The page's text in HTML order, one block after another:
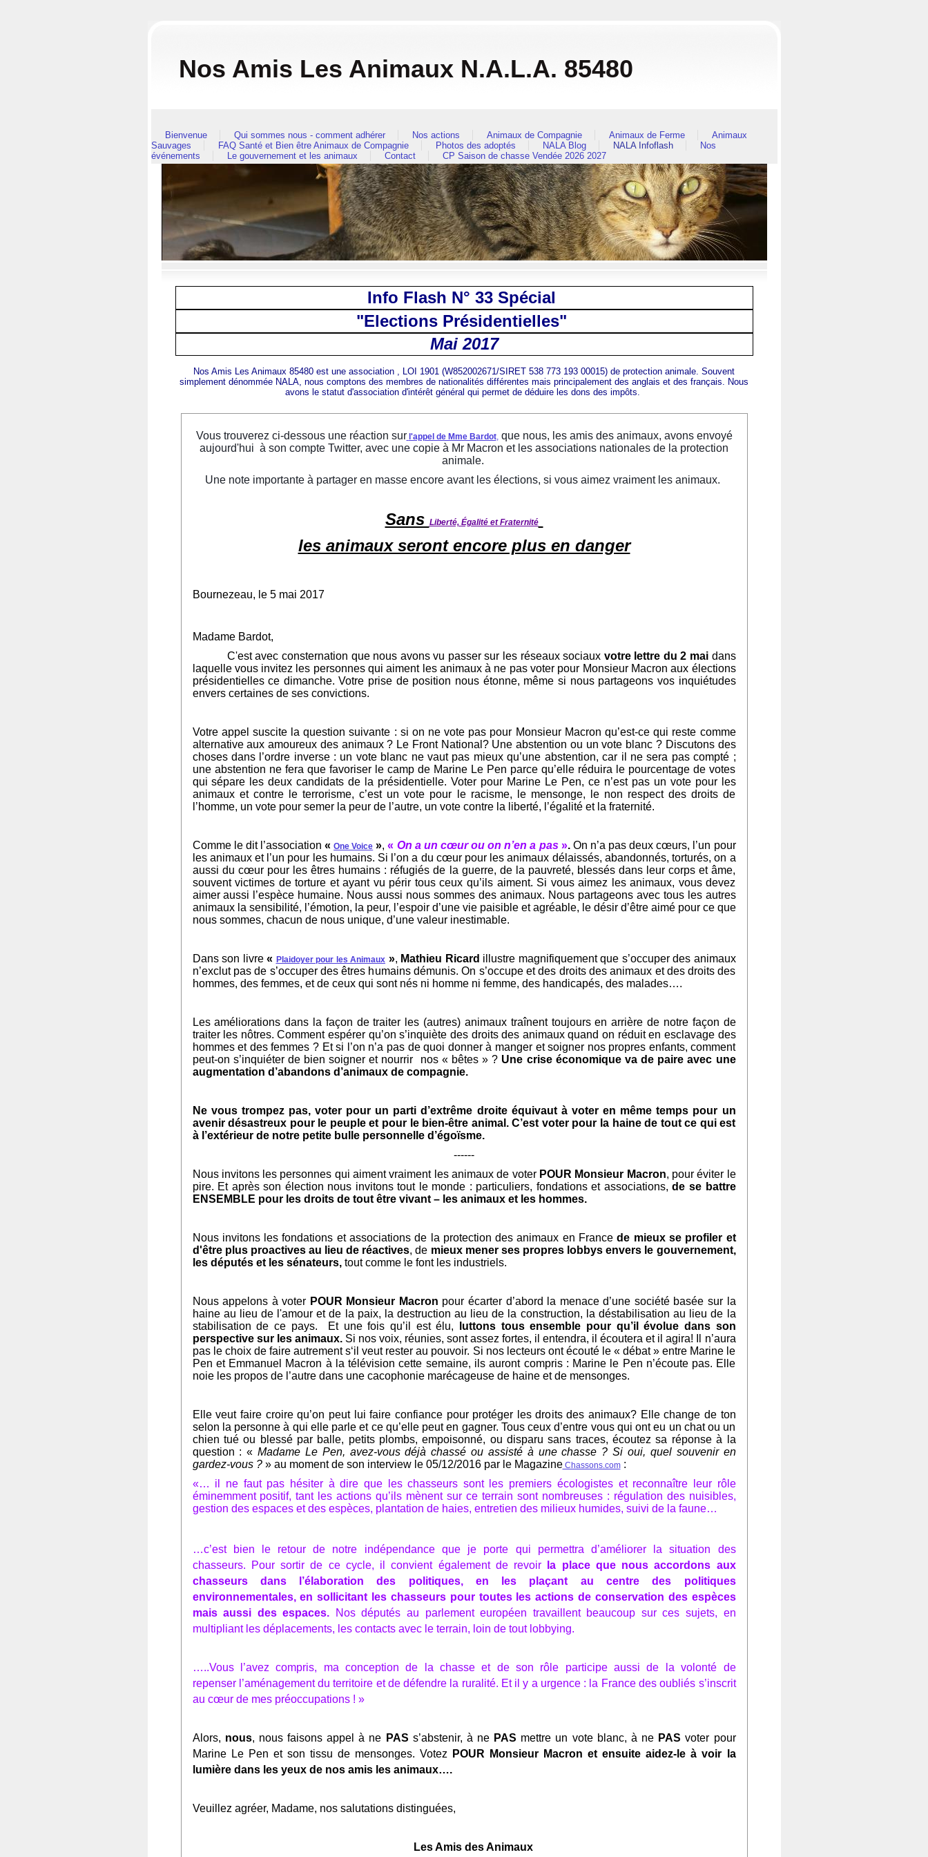
Nos Amis Les Animaux N.A.L.A. 85480
Bienvenue Qui sommes nous - comment adhérer Nos actions Animaux de Compagnie Animaux de Ferme
Animaux
Sauvages
FAQ Santé et Bien être Animaux de Compagnie Photos des adoptés NALA Blog NALA Infoflash
Nos
événements
Le gouvernement et les animaux Contact CP Saison de chasse Vendée 2026 2027
Info Flash N° 33 Spécial
"Elections Présidentielles"
Mai 2017
Nos Amis Les Animaux 85480 est une association , LOI 1901 (W852002671/SIRET 538 773 193 00015) de protection animale. Souvent
simplement dénommée NALA, nous comptons des membres de nationalités différentes mais principalement des anglais et des français. Nous
avons le statut d'association d'intérêt général qui permet de déduire les dons des impôts.
Vous trouverez ci-dessous une réaction sur l'appel de Mme Bardot, que nous, les amis des animaux, avons envoyé
aujourd'hui à son compte Twitter, avec une copie à Mr Macron et les associations nationales de la protection
animale.
Une note importante à partager en masse encore avant les élections, si vous aimez vraiment les animaux.
Sans Liberté, Égalité et Fraternité
les animaux seront encore plus en danger
Bournezeau, le 5 mai 2017
Madame Bardot,
C'est avec consternation que nous avons vu passer sur les réseaux sociaux votre lettre du 2 mai dans
laquelle vous invitez les personnes qui aiment les animaux à ne pas voter pour Monsieur Macron aux élections
présidentielles ce dimanche. Votre prise de position nous étonne, même si nous partageons vos inquiétudes
envers certaines de ses convictions.
Votre appel suscite la question suivante : si on ne vote pas pour Monsieur Macron qu’est-ce qui reste comme
alternative aux amoureux des animaux ? Le Front National? Une abstention ou un vote blanc ? Discutons des
choses dans l’ordre inverse : un vote blanc ne vaut pas mieux qu’une abstention, car il ne sera pas compté ;
une abstention ne fera que favoriser le camp de Marine Le Pen parce qu’elle réduira le pourcentage de votes
qui sépare les deux candidats de la présidentielle. Voter pour Marine Le Pen, ce n’est pas un vote pour les
animaux et contre le terrorisme, c’est un vote pour le racisme, le mensonge, le non respect des droits de
l’homme, un vote pour semer la peur de l’autre, un vote contre la liberté, l’égalité et la fraternité.
Comme le dit l’association «One Voice »,« On a un cœur ou on n’en a pas».On n’a pas deux cœurs, l’un pour
les animaux et l’un pour les humains. Si l’on a du cœur pour les animaux délaissés, abandonnés, torturés, on a
aussi du cœur pour les êtres humains : réfugiés de la guerre, de la pauvreté, blessés dans leur corps et âme,
souvent victimes de torture et ayant vu périr tous ceux qu’ils aiment. Si vous aimez les animaux, vous devez
aimer aussi l’espèce humaine. Nous aussi nous sommes des animaux. Nous partageons avec tous les autres
animaux la sensibilité, l’émotion, la peur, l’espoir d’une vie paisible et agréable, le désir d’être aimé pour ce que
nous sommes, chacun de nous unique, d’une valeur inestimable.
Dans son livre « Plaidoyer pour les Animaux », Mathieu Ricard illustre magnifiquement que s’occuper des animaux
n’exclut pas de s’occuper des êtres humains démunis. On s’occupe et des droits des animaux et des droits des
hommes, des femmes, et de ceux qui sont nés ni homme ni femme, des handicapés, des malades….
Les améliorations dans la façon de traiter les (autres) animaux traînent toujours en arrière de notre façon de
traiter les nôtres. Comment espérer qu’on s’inquiète des droits des animaux quand on réduit en esclavage des
hommes et des femmes ? Et si l’on n’a pas de quoi donner à manger et soigner nos propres enfants, comment
peut-on s’inquiéter de bien soigner et nourrir nos « bêtes » ? Une crise économique va de paire avec une
augmentation d’abandons d’animaux de compagnie.
Ne vous trompez pas, voter pour un parti d’extrême droite équivaut à voter en même temps pour un
avenir désastreux pour le peuple et pour le bien-être animal. C’est voter pour la haine de tout ce qui est
à l’extérieur de notre petite bulle personnelle d’égoïsme.
------
Nous invitons les personnes qui aiment vraiment les animaux de voterPOUR Monsieur Macron, pour éviter le
pire. Et après son élection nous invitons tout le monde : particuliers, fondations et associations,de se battre
ENSEMBLE pour les droits de tout être vivant – les animaux et les hommes.
Nous invitons les fondations et associations de la protection des animaux en France de mieux se profiler et
d'être plus proactives au lieu de réactives, de mieux mener ses propres lobbys envers le gouvernement,
les députés et les sénateurs,tout comme le font les industriels.
Nous appelons à voter POUR Monsieur Macron pour écarter d’abord la menace d’une société basée sur la
haine au lieu de l'amour et de la paix, la destruction au lieu de la construction, la déstabilisation au lieu de la
stabilisation de ce pays. Et une fois qu’il est élu, luttons tous ensemble pour qu’il évolue dans son
perspective sur les animaux.Si nos voix, réunies, sont assez fortes, il entendra, il écoutera et il agira! Il n’aura
pas le choix de faire autrement s‘il veut rester au pouvoir. Si nos lecteurs ont écouté le « débat » entre Marine le
Pen et Emmanuel Macron à la télévision cette semaine, ils auront compris : Marine le Pen n’écoute pas. Elle
noie les propos de l’autre dans une cacophonie marécageuse de haine et de mensonges.
Elle veut faire croire qu’on peut lui faire confiance pour protéger les droits des animaux? Elle change de ton
selon la personne à qui elle parle et ce qu’elle peut en gagner. Tous ceux d’entre vous qui ont eu un chat ou un
chien tué ou blessé par balle, petits plombs, empoisonné, ou disparu sans traces,écoutez sa réponse à la
question : « Madame Le Pen, avez-vous déjà chassé ou assisté à une chasse ? Si oui, quel souvenir en
gardez-vous ?»au moment de son interview le 05/12/2016 par le MagazineChassons.com:
«… il ne faut pas hésiter à dire que les chasseurs sont les premiers écologistes et reconnaître leur rôle
éminemment positif, tant les actions qu’ils mènent sur ce terrain sont nombreuses : régulation des nuisibles,
gestion des espaces et des espèces, plantation de haies, entretien des milieux humides, suivi de la faune…
…c’est bien le retour de notre indépendance que je porte qui permettra d’améliorer la situation des
chasseurs. Pour sortir de ce cycle, il convient également de revoir
la place que nous accordons aux
chasseurs dans l’élaboration des politiques, en les plaçant au centre des politiques
environnementales, en sollicitant les chasseurs pour toutes les actions de conservation des espèces
mais aussi des espaces. Nos députés au parlement européen travaillent beaucoup sur ces sujets, en
multipliant les déplacements, les contacts avec le terrain, loin de tout lobbying.
…..Vous l’avez compris, ma conception de la chasse et de son rôle participe aussi de la volonté de
repenser l’aménagement du territoire et de défendre la ruralité. Et il y a urgence : la France des oubliés s’inscrit
au cœur de mes préoccupations ! »
Alors, nous, nous faisons appel à ne PAS s’abstenir, à ne PAS mettre un vote blanc, à ne PAS voter pour
Marine Le Pen et son tissu de mensonges. Votez POUR Monsieur Macron et ensuite aidez-le à voir la
lumière dans les yeux de nos amis les animaux….
Veuillez agréer, Madame, nos salutations distinguées,
Les Amis des Animaux